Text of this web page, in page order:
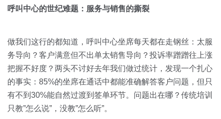
呼叫中心的世纪难题：服务与销售的撕裂
做我们这行的都知道，呼叫中心坐席每天都在走钢丝：太服
务导向？客户满意但不出单太销售导向？投诉率蹭蹭往上涨
把握不好度？两头不讨好去年我们做过统计，发现一个扎心
的事实：85%的坐席在通话中都能准确解答客户问题，但只
有不到30%能自然过渡到签单环节。问题出在哪？传统培训
只教”怎么说”，没教”怎么听”。